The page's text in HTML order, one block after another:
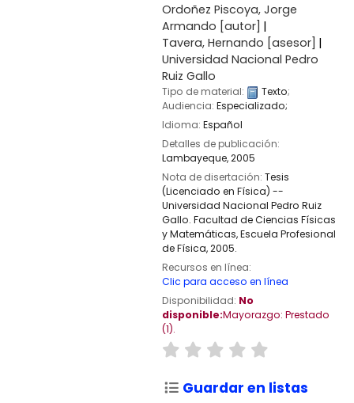
Ordoñez Piscoya, Jorge
Armando [autor]
Tavera, Hernando [asesor]
Universidad Nacional Pedro
Ruiz Gallo
Tipo de material: Texto;
Audiencia: Especializado;
Idioma: Español
Detalles de publicación:
Lambayeque,2005
Nota de disertación: Tesis
(Licenciado en Física) --
Universidad Nacional Pedro Ruiz
Gallo. Facultad de Ciencias Físicas
y Matemáticas, Escuela Profesional
de Física, 2005.
Recursos en línea:
Clic para acceso en línea
Disponibilidad: No
disponible:Mayorazgo: Prestado
(1).
Guardar en listas